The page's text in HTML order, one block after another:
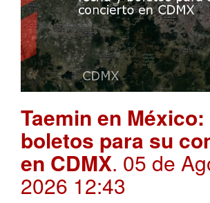
Taemin en
boletos para su
en CDMX. 05 de
2026 12:43